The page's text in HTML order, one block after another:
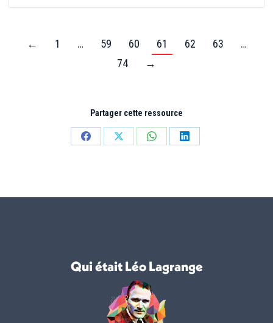
← 1 … 59 60 61 62 63
…
74
→
Partager cette ressource
PartagerPartagerPartagerPartager
Qui était Léo Lagrange